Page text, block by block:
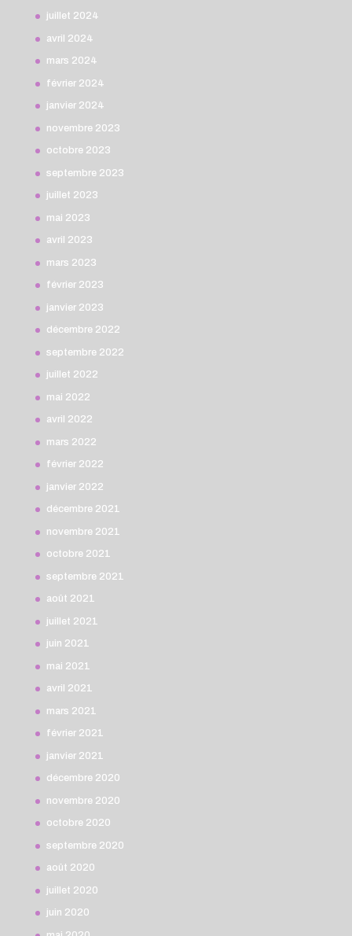
juillet 2024
avril 2024
mars 2024
février 2024
janvier 2024
novembre 2023
octobre 2023
septembre 2023
juillet 2023
mai 2023
avril 2023
mars 2023
février 2023
janvier 2023
décembre 2022
septembre 2022
juillet 2022
mai 2022
avril 2022
mars 2022
février 2022
janvier 2022
décembre 2021
novembre 2021
octobre 2021
septembre 2021
août 2021
juillet 2021
juin 2021
mai 2021
avril 2021
mars 2021
février 2021
janvier 2021
décembre 2020
novembre 2020
octobre 2020
septembre 2020
août 2020
juillet 2020
juin 2020